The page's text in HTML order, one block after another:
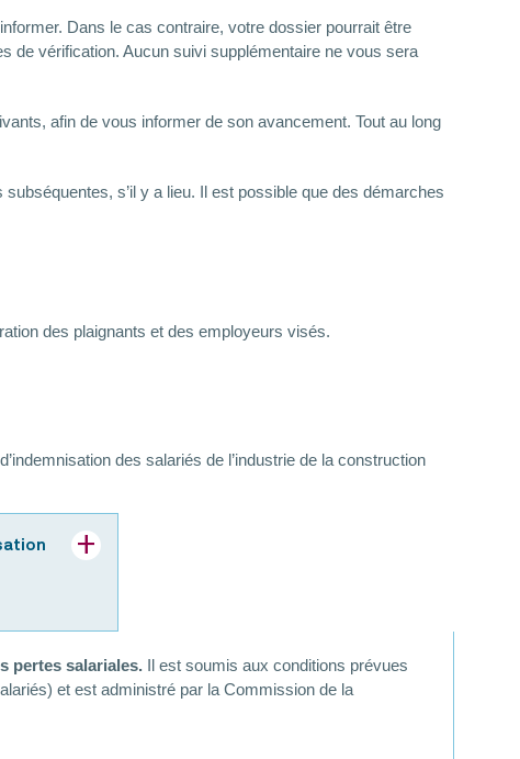
Dans le cas contraire, votre dossier pourrait être
de vérification. Aucun suivi supplémentaire ne vous sera
afin de vous informer de son avancement. Tout au long
s’il y a lieu. Il est possible que des démarches
des plaignants et des employeurs visés.
des salariés de l’industrie de la construction
pertes salariales.
Il est soumis aux conditions prévues
et est administré par la Commission de la